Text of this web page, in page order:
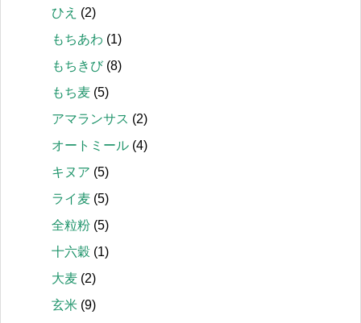
ひえ (2)
もちあわ (1)
もちきび(8)
もち麦 (5)
アマランサス (2)
オートミール (4)
キヌア (5)
ライ麦 (5)
全粒粉 (5)
十六穀 (1)
大麦 (2)
玄米 (9)